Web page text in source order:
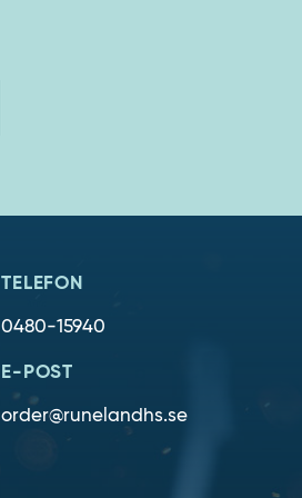
TELEFON
0480-15940
E-POST
order@runelandhs.se